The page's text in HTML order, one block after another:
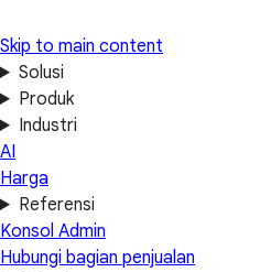
Skip to main content
Solusi
Produk
Industri
AI
Harga
Referensi
Konsol Admin
Hubungi bagian penjualan